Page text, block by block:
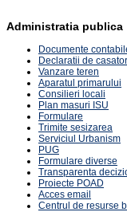
Administratia publica
Documente
Declaratii de
Vanzare teren
Aparatul primarului
Consilieri locali
Plan masuri ISU
Formulare
Trimite sesizarea
Serviciul Urbanism
PUG
Formulare diverse
Transparenta
Proiecte POAD
Acces email
Centrul de resurse